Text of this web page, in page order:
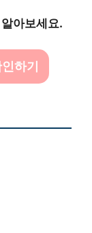
아보세요.
하기